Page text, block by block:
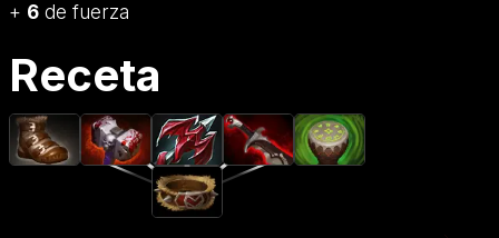
+ 6 de fuerza
Receta